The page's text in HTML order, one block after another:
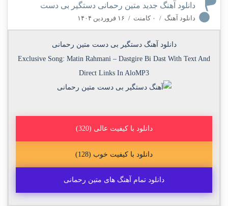
دانلود آهنگ جدید متین رحمانی دستگیر بی دست
دانلود آهنگ / ۰ کامنت / ۱۶ فروردین ۱۴۰۴
دانلود آهنگ دستگیر بی دست متین رحمانی
Exclusive Song: Matin Rahmani – Dastgire Bi Dast With Text And
Direct Links In AloMP3
دانلود با کیفیت عالی (320)
دانلود با کیفیت خوب (128)
دانلود تمام آهنگ های متین رحمانی